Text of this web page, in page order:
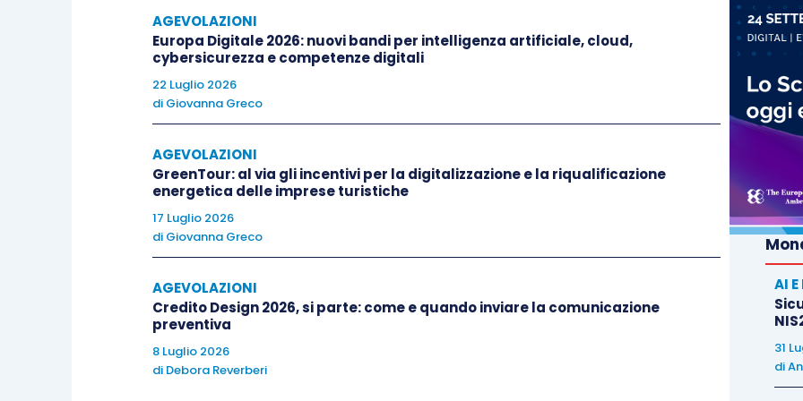
AGEVOLAZIONI
Europa Digitale 2026: nuovi bandi per intelligenza artificiale, cloud,
cybersicurezza e competenze digitali
22 Luglio 2026
di Giovanna Greco
AGEVOLAZIONI
GreenTour: al via gli incentivi per la digitalizzazione e la riqualificazione
energetica delle imprese turistiche
17 Luglio 2026
di Giovanna Greco
AGEVOLAZIONI
Credito Design 2026, si parte: come e quando inviare la comunicazione
preventiva
8 Luglio 2026
di Debora Reverberi
AI
31
di